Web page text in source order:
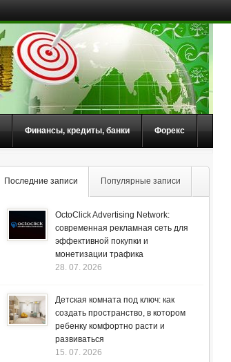
Финансы, кредиты, банки Форекс
Последние записи Популярные записи
OctoClick Advertising Network:
современная рекламная сеть для
эффективной покупки и
монетизации трафика
28. 07. 2026
Детская комната под ключ: как
создать пространство, в котором
ребенку комфортно расти и
развиваться
15. 07. 2026